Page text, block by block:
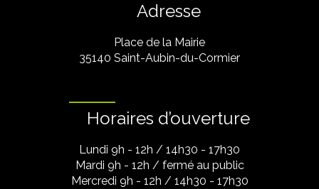
Adresse
Place de la Mairie
35140 Saint-Aubin-du-Cormier
Horaires d’ouverture
Lundi 9h - 12h / 14h30 - 17h30
Mardi 9h - 12h / fermé au public
Mercredi 9h - 12h / 14h30 - 17h30